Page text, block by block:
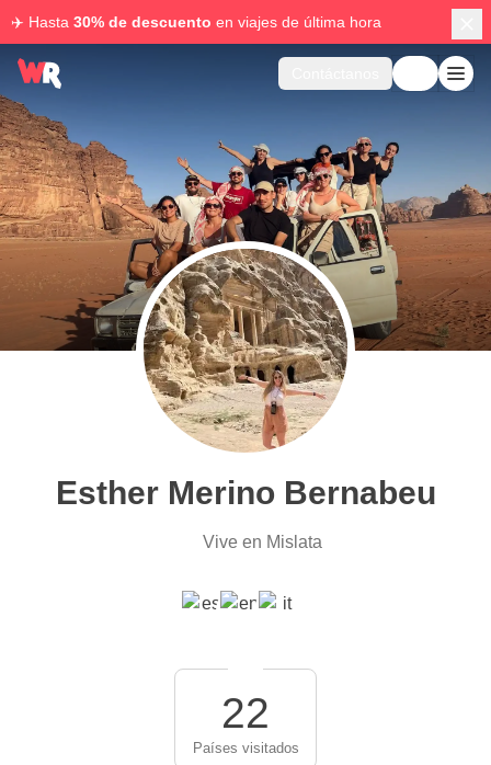
✈️ Hasta 30% de descuento en viajes de última hora
Esther Merino Bernabeu
Vive en Mislata
22
Países visitados